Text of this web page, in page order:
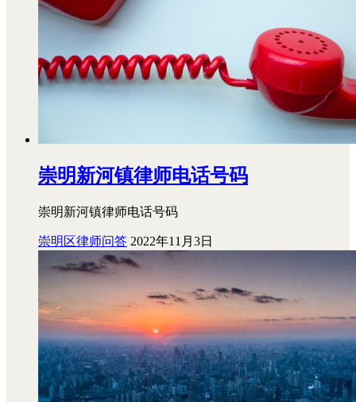
崇明新河镇律师电话号码
崇明新河镇律师电话号码
崇明区律师问答 2022年11月3日